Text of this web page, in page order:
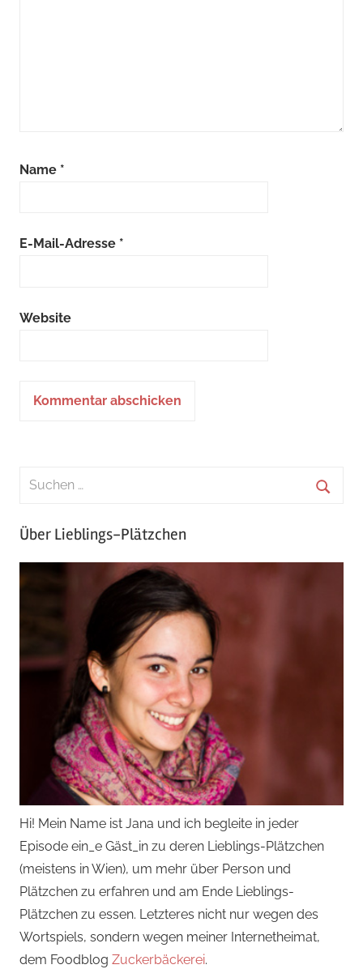
Name *
E-Mail-Adresse *
Website
Über Lieblings-Plätzchen
Hi! Mein Name ist Jana und ich begleite in jeder
Episode ein_e Gäst_in zu deren Lieblings-Plätzchen
(meistens in Wien), um mehr über Person und
Plätzchen zu erfahren und am Ende Lieblings-
Plätzchen zu essen. Letzteres nicht nur wegen des
Wortspiels, sondern wegen meiner Internetheimat,
dem Foodblog Zuckerbäckerei.